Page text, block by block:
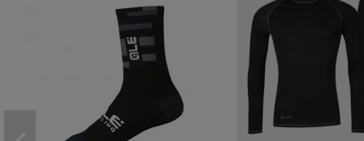
8055528387661
» Podmiot odpowiedzialny